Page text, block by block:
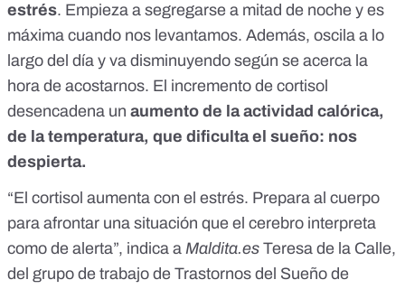
estrés. Empieza a segregarse a mitad de noche y es
máxima cuando nos levantamos. Además, oscila a lo
largo del día y va disminuyendo según se acerca la
hora de acostarnos. El incremento de cortisol
desencadena un aumento de la actividad calórica,
de la temperatura, que dificulta el sueño: nos
despierta.
“El cortisol aumenta con el estrés. Prepara al cuerpo
para afrontar una situación que el cerebro interpreta
como de alerta”, indica a Maldita.es Teresa de la Calle,
del grupo de trabajo de Trastornos del Sueño de